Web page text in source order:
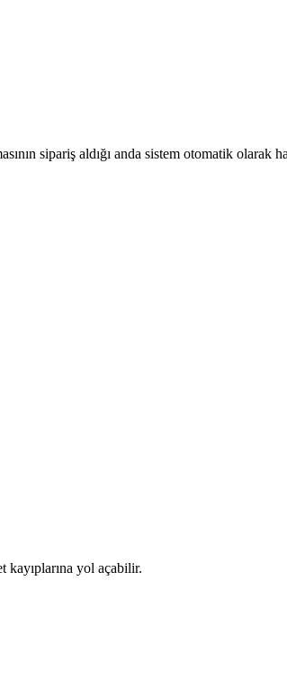
sipariş aldığı anda sistem otomatik olarak
yol açabilir.